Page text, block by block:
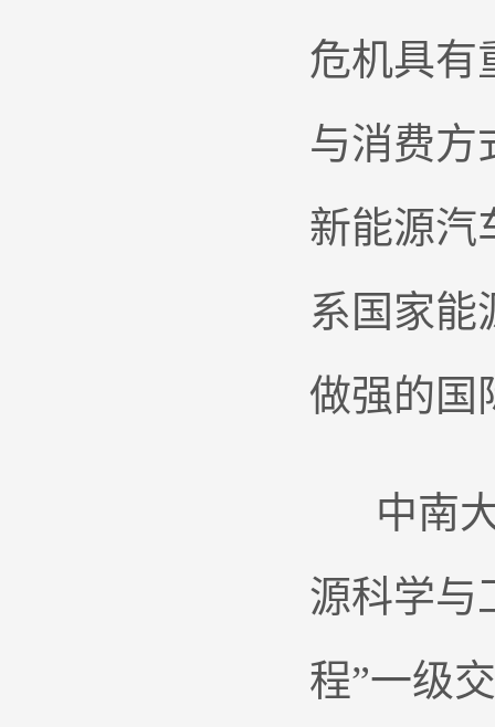
危机具有
与消费方
新能源汽
系国家能
做强的国
中南大
源科学与
程”一级